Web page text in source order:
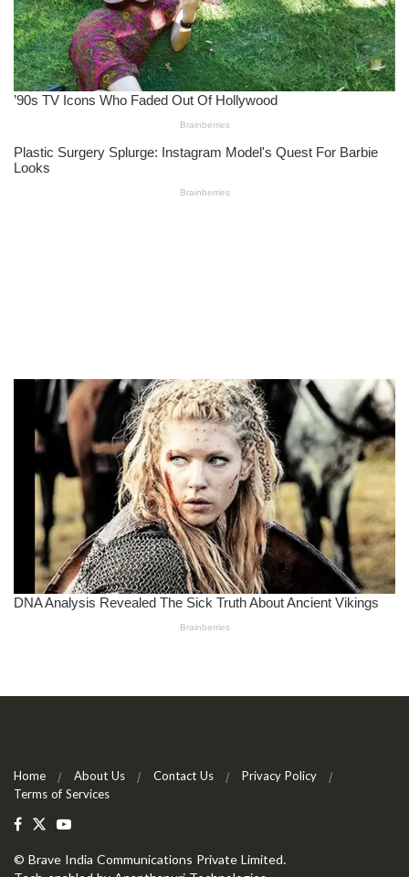
Home About Us Contact Us
Privacy Policy
Terms of Services
© Brave India Communications Private Limited.